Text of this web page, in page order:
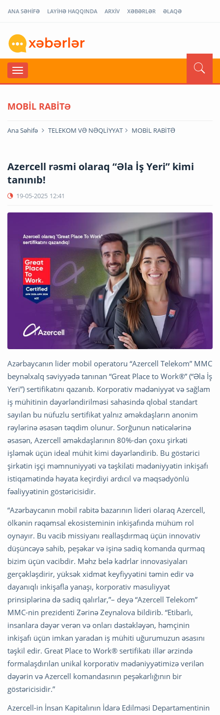
ANA SƏHİFƏ LAYİHƏ HAQQINDA ARXİV XƏBƏRLƏR ƏLAQƏ
MOBİL RABİTƏ
Ana Səhifə TELEKOM VƏ NƏQLİYYAT MOBİL RABİTƏ
Azercell rəsmi olaraq “Əla İş Yeri” kimi
tanınıb!
19-05-2025 12:41
Azərbaycanın lider mobil operatoru “Azercell Telekom” MMC
beynəlxalq səviyyədə tanınan “Great Place to Work®” (“Əla İş
Yeri”) sertifikatını qazanıb. Korporativ mədəniyyət və sağlam
iş mühitinin dəyərləndirilməsi sahəsində qlobal standart
sayılan bu nüfuzlu sertifikat yalnız əməkdaşların anonim
rəylərinə əsasən təqdim olunur. Sorğunun nəticələrinə
əsasən, Azercell əməkdaşlarının 80%-dən çoxu şirkəti
işləmək üçün ideal mühit kimi dəyərləndirib. Bu göstərici
şirkətin işçi məmnuniyyəti və təşkilati mədəniyyətin inkişafı
istiqamətində həyata keçirdiyi ardıcıl və məqsədyönlü
fəaliyyətinin göstəricisidir.
“Azərbaycanın mobil rabitə bazarının lideri olaraq Azercell,
ölkənin rəqəmsal ekosisteminin inkişafında mühüm rol
oynayır. Bu vacib missiyanı reallaşdırmaq üçün innovativ
düşüncəyə sahib, peşəkar və işinə sadiq komanda qurmaq
bizim üçün vacibdir. Məhz belə kadrlar innovasiyaları
gerçəkləşdirir, yüksək xidmət keyfiyyətini təmin edir və
dayanıqlı inkişafla yanaşı, korporativ məsuliyyət
prinsiplərinə də sadiq qalırlar,”– deyə “Azercell Telekom”
MMC-nin prezidenti Zərinə Zeynalova bildirib. “Etibarlı,
insanlara dəyər verən və onları dəstəkləyən, həmçinin
inkişafı üçün imkan yaradan iş mühiti uğurumuzun əsasını
təşkil edir. Great Place to Work® sertifikatı illər ərzində
formalaşdırılan unikal korporativ mədəniyyətimizə verilən
dəyərin və Azercell komandasının peşəkarlığının bir
göstəricisidir.”
Azercell-in İnsan Kapitalının İdarə Edilməsi Departamentinin